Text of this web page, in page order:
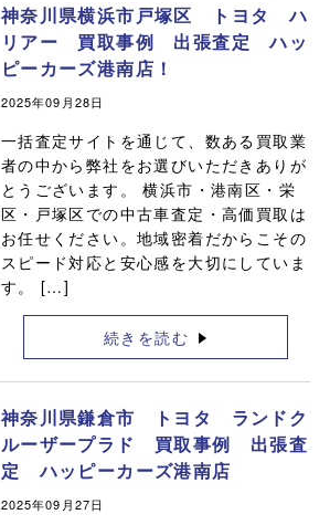
神奈川県横浜市戸塚区 トヨタ ハ
リアー 買取事例 出張査定 ハッ
ピーカーズ港南店！
2025年09月28日
一括査定サイトを通じて、数ある買取業
者の中から弊社をお選びいただきありが
とうございます。 横浜市・港南区・栄
区・戸塚区での中古車査定・高価買取は
お任せください。地域密着だからこその
スピード対応と安心感を大切にしていま
す。 […]
続きを読む
神奈川県鎌倉市 トヨタ ランドク
ルーザープラド 買取事例 出張査
定 ハッピーカーズ港南店
2025年09月27日